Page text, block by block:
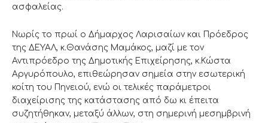
ασφαλείας.
Νωρίς το πρωί ο Δήμαρχος Λαρισαίων και Πρόεδρος
της ΔΕΥΑΛ, κ.Θανάσης Μαμάκος, μαζί με τον
Αντιπρόεδρο της Δημοτικής Επιχείρησης, κ.Κώστα
Αργυρόπουλο, επιθεώρησαν σημεία στην εσωτερική
κοίτη του Πηνειού, ενώ οι τελικές παράμετροι
διαχείρισης της κατάστασης από δω κι έπειτα
συζητήθηκαν, μεταξύ άλλων, στη σημερινή μεσημβρινή